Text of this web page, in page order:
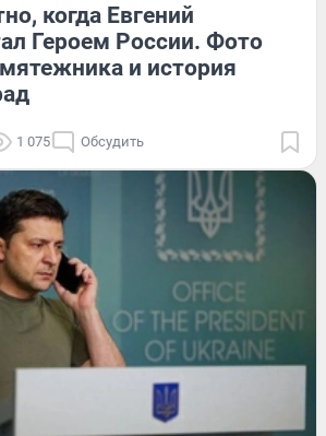
когда Евгений
Героем России. Фото
и история
1 075 Обсудить